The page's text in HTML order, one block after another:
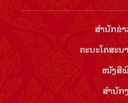
ສຳ​ນັກ​ຂ່
ຄະນະໂຄສະ
ໜັງສື
ສຳ​ນັກ​